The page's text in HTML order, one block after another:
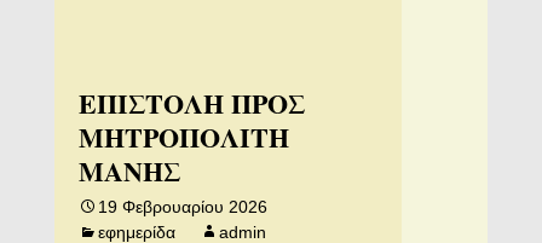
ΕΠΙΣΤΟΛΗ ΠΡΟΣ
ΜΗΤΡΟΠΟΛΙΤΗ
ΜΑΝΗΣ
19 Φεβρουαρίου 2026
εφημερίδα
admin